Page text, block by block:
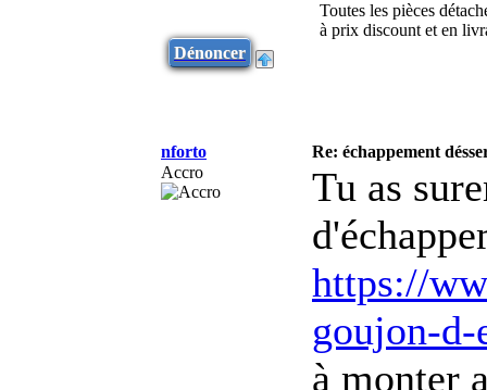
Toutes les pièces
à prix discount et en
Dénoncer
nforto
Re: échappement
Accro
Tu as
https://
goujon-d-
à monter